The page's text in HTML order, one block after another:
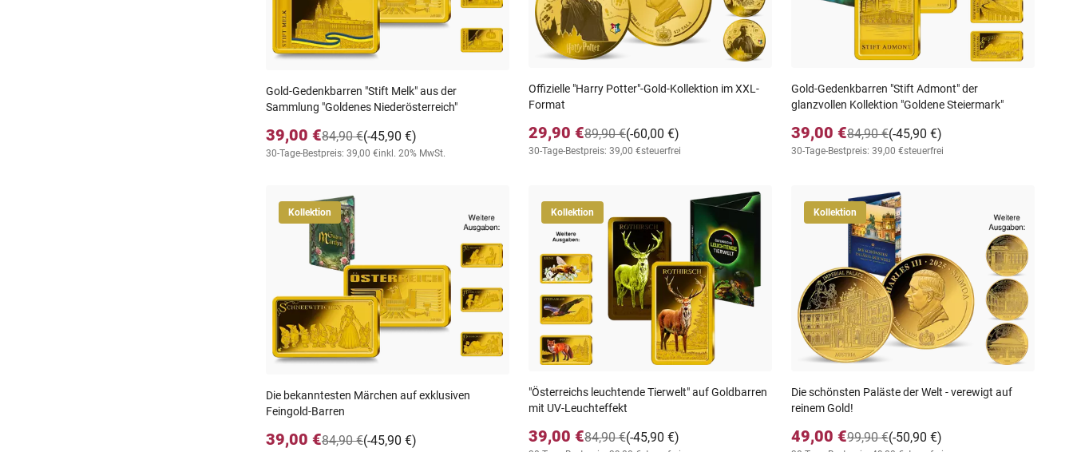
Gold-Gedenkbarren "Stift Melk" aus der
Sammlung "Goldenes Niederösterreich"
39,00 € (-45,90 €)
84,90 €
30-Tage-Bestpreis: 39,00 €inkl. 20% MwSt.
Offizielle "Harry Potter"-Gold-Kollektion im XXL-
Format
29,90 € (-60,00 €)
89,90 €
30-Tage-Bestpreis: 39,00 €steuerfrei
Gold-Gedenkbarren "Stift Admont" der
glanzvollen Kollektion "Goldene Steiermark"
39,00 € (-45,90 €)
84,90 €
30-Tage-Bestpreis: 39,00 €steuerfrei
Kollektion
Die bekanntesten Märchen auf exklusiven
Feingold-Barren
39,00 € (-45,90 €)
84,90 €
Kollektion
"Österreichs leuchtende Tierwelt" auf Goldbarren
mit UV-Leuchteffekt
39,00 € (-45,90 €)
84,90 €
Kollektion
Die schönsten Paläste der Welt - verewigt auf
reinem Gold!
49,00 € (-50,90 €)
99,90 €